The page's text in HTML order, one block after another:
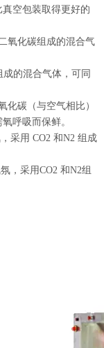
空包装取得更好的
氧化碳组成的混合气
的混合气体，可同
化碳（与空气相比）
呼吸而保鲜。
采用 CO2 和N2 组成
，采用CO2 和N2组